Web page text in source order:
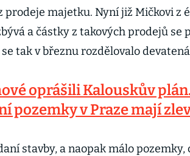
prodeje majetku. Nyní již Mičkovi z
a částky z takových prodejů se
tak v březnu rozdělovalo
oprášili Kalouskův
pozemky v Praze mají
stavby, a naopak málo pozemky,